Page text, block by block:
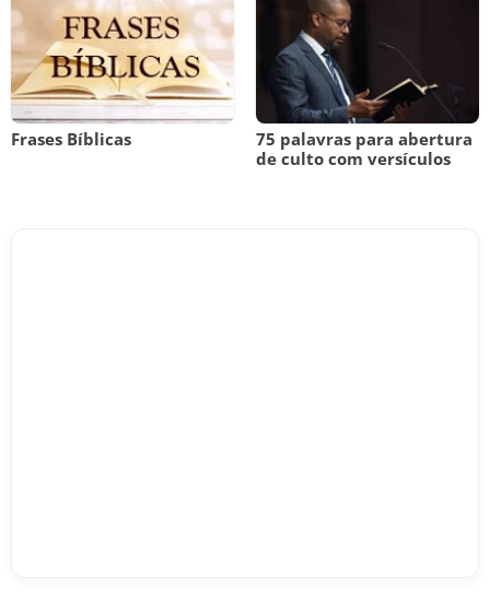
Frases Bíblicas
75 palavras para abertura
de culto com versículos